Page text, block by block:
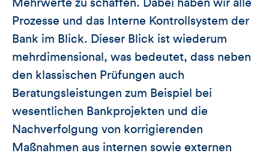
Mehrwerte zu schaffen. Dabei haben wir alle
Prozesse und das Interne Kontrollsystem der
Bank im Blick. Dieser Blick ist wiederum
mehrdimensional, was bedeutet, dass neben
den klassischen Prüfungen auch
Beratungsleistungen zum Beispiel bei
wesentlichen Bankprojekten und die
Nachverfolgung von korrigierenden
Maßnahmen aus internen sowie externen